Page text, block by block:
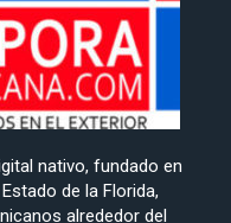
nativo, fundado en
de la Florida,
alrededor del